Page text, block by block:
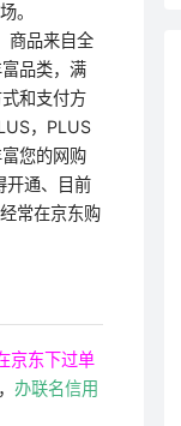
。
商品来自全
品类，满
和支付方
，PLUS
您的网购
开通、目前
常在京东购
京东下过单
办联名信用